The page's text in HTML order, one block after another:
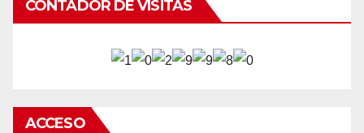
CONTADOR DE VISITAS
ACCESO